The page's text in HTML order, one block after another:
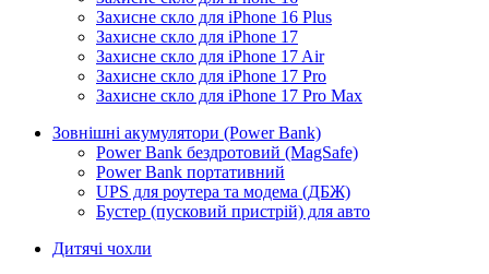
Захисне скло для iPhone 16 Plus
Захисне скло для iPhone 17
Захисне скло для iPhone 17 Air
Захисне скло для iPhone 17 Pro
Захисне скло для iPhone 17 Pro Max
Зовнішні акумулятори (Power Bank)
Power Bank бездротовий (MagSafe)
Power Bank портативний
UPS для роутера та модема (ДБЖ)
Бустер (пусковий пристрій) для авто
Дитячі чохли